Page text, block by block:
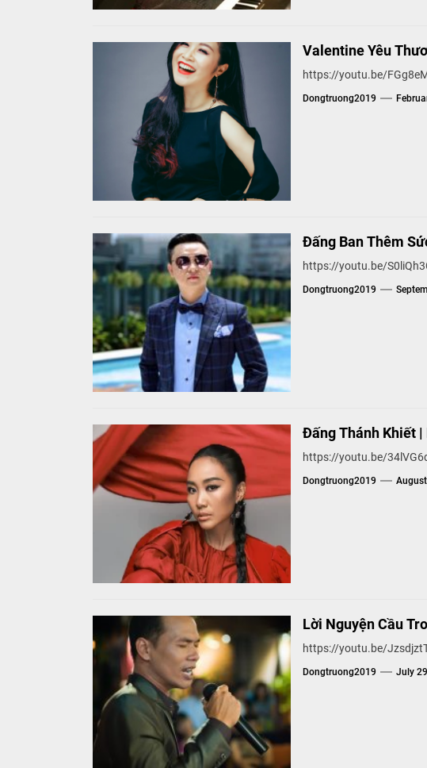
Valentine Yêu
https://youtu.be/
Dongtruong2019
Đấng Ban Thêm
https://youtu.be/
Dongtruong2019
Đấng Thánh Khiết |
https://youtu.be/
Dongtruong2019
Lời Nguyện Cầu
https://youtu.be/
Dongtruong2019 July